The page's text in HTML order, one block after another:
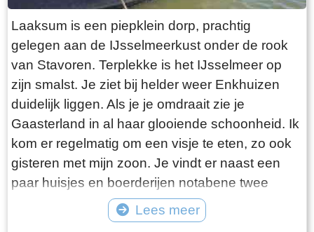
Laaksum is een piepklein dorp, prachtig
gelegen aan de IJsselmeerkust onder de rook
van Stavoren. Terplekke is het IJsselmeer op
zijn smalst. Je ziet bij helder weer Enkhuizen
duidelijk liggen. Als je je omdraait zie je
Gaasterland in al haar glooiende schoonheid. Ik
kom er regelmatig om een visje te eten, zo ook
gisteren met mijn zoon. Je vindt er naast een
paar huisjes en boerderijen notabene twee
visrestaurants op steenworp afstand van elkaar.
Er schijnt het jaar rond voldoende klandizie te
Lees meer